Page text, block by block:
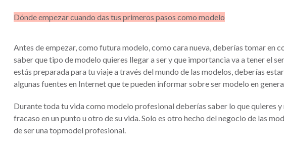
Dónde empezar cuando das tus primeros pasos como modelo
Antes de empezar, como futura modelo, como cara nueva, deberías tomar en
saber que tipo de modelo quieres llegar a ser y que importancia va a tener el
estás preparada para tu viaje a través del mundo de las modelos, deberías
algunas fuentes en Internet que te pueden informar sobre ser modelo en
Durante toda tu vida como modelo profesional deberías saber lo que quieres
fracaso en un punto u otro de su vida. Solo es otro hecho del negocio de las
de ser una topmodel profesional.